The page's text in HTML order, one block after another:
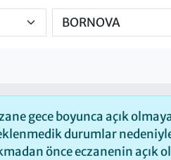
gece boyunca açık
durumlar
önce eczanenin açık